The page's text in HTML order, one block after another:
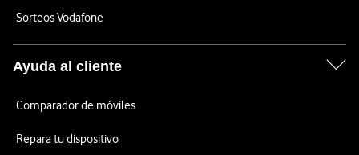
Sorteos Vodafone
Ayuda al cliente
Comparador de móviles
Repara tu dispositivo